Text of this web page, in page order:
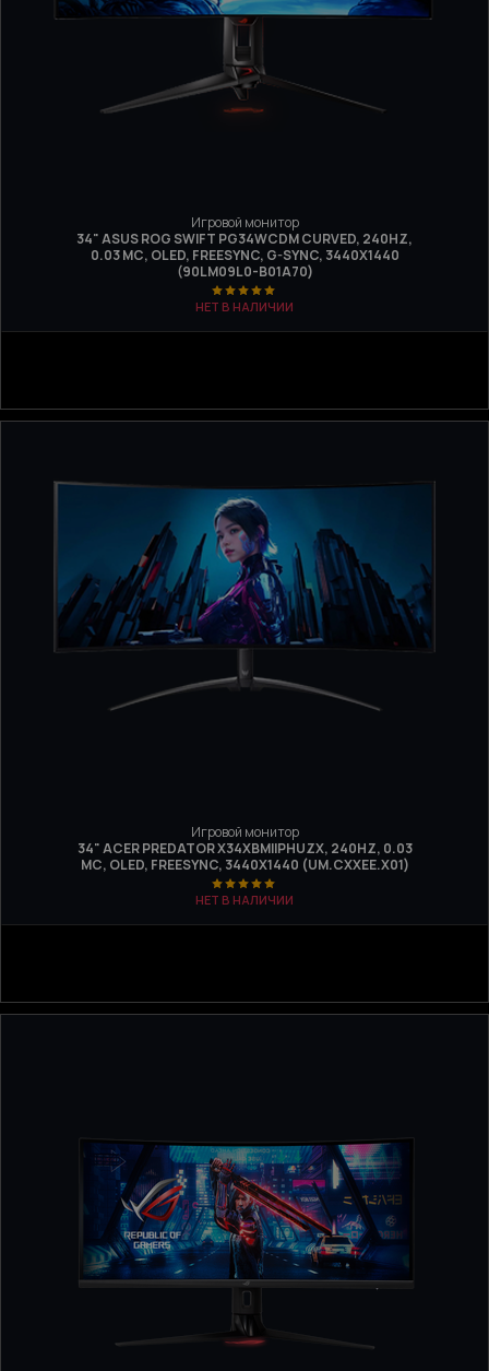
Игровой монитор
34" ASUS ROG SWIFT PG34WCDM CURVED, 240HZ,
0.03 МС, OLED, FREESYNC, G-SYNC, 3440Х1440
(90LM09L0-B01A70)
НЕТ В НАЛИЧИИ
Игровой монитор
34" ACER PREDATOR X34XBMIIPHUZX, 240HZ, 0.03
МС, OLED, FREESYNC, 3440Х1440 (UM.CXXEE.X01)
НЕТ В НАЛИЧИИ